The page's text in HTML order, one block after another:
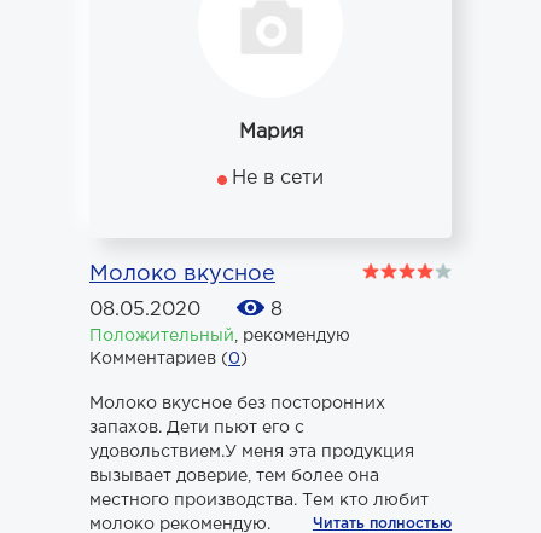
Мария
Не в сети
Молоко вкусное
08.05.2020 8
Положительный
рекомендую
Комментариев (0)
Молоко вкусное без посторонних
запахов. Дети пьют его с
удовольствием.У меня эта продукция
вызывает доверие, тем более она
местного производства. Тем кто любит
молоко рекомендую.
Читать полностью